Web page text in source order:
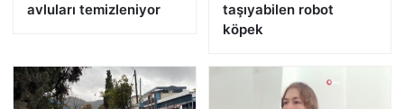
avluları temizleniyor
taşıyabilen robot
köpek